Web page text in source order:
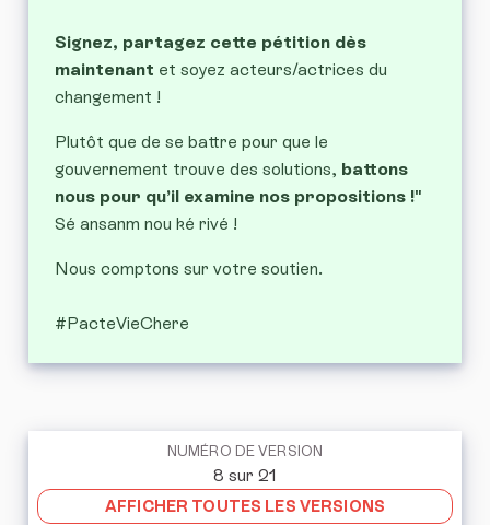
Signez, partagez cette pétition dès
maintenant et soyez acteurs/actrices du
changement !
Plutôt que de se battre pour que le
gouvernement trouve des solutions, battons
nous pour qu’il examine nos propositions !"
Sé ansanm nou ké rivé !
Nous comptons sur votre soutien.
#PacteVieChere
NUMÉRO DE VERSION
8 sur 21
AFFICHER TOUTES LES VERSIONS